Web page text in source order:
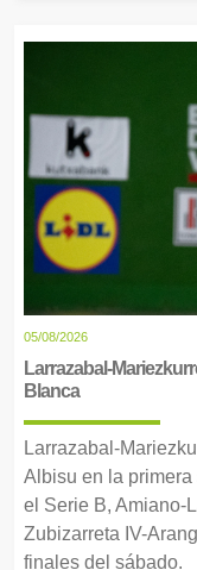
05/08/2026
Larrazabal-
Blanca
Larrazabal-
Albisu en la
el Serie B, Amiano-
Zubizarreta IV-
finales del sábado.